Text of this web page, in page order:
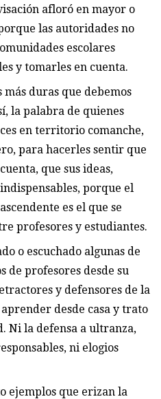
afloró en mayor o
las autoridades no
escolares
y tomarles en cuenta.
más duras que debemos
la palabra de quienes
en territorio comanche,
para hacerles sentir que
que sus ideas,
porque el
es el que se
profesores y estudiantes.
o escuchado algunas de
de profesores desde su
y defensores de la
desde casa y trato
Ni la defensa a ultranza,
ni elogios
ejemplos que erizan la